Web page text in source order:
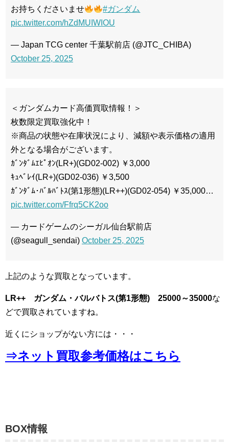
お持ちくださいませ
#ガンダム
pic.twitter.com/hZdMUIWIOU
— Japan TCG center 千葉駅前店 (@JTC_CHIBA)
October 25, 2025
＜ガンダムカード高価買取情報！＞
枚数限定買取強化中！
※商品の状態や在庫状況により、減額や表示価格の適用
外となる場合がございます。
ｶﾞﾝﾀﾞﾑｴﾋﾟｵﾝ(LR+)(GD02-002) ￥3,000
ｷｭﾍﾞﾚｲ(LR+)(GD02-036) ￥3,500
ｶﾞﾝﾀﾞﾑ･ﾊﾞﾙﾊﾞﾄｽ(第1形態)(LR++)(GD02-054) ￥35,000…
pic.twitter.com/Ffrq5CK2oo
— カードゲームのシーガル仙台駅前店
(@seagull_sendai) October 25, 2025
上記のような買取となっています。
LR++ ガンダム・バルバトス(第1形態) 25000～35000な
どで買取されていますね。
近くにショップがない方には・・・
⇒ネット買取参考価格はこちら
BOX情報